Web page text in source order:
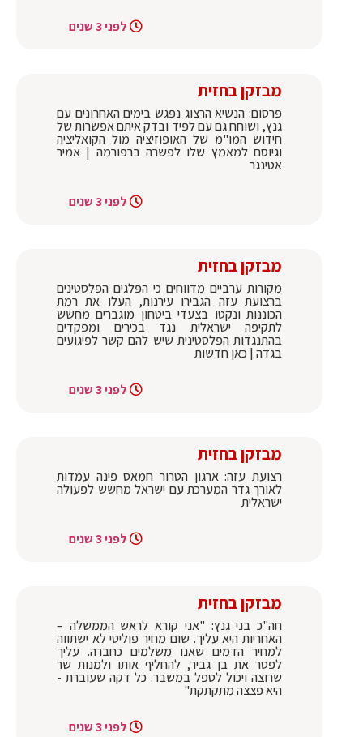
לפני 3 שנים
מבזקן בחזית
פרסום: הנשיא הרצוג נפגש בימים האחרונים עם
גנץ, ושוחח גם עם לפיד ובדק איתם אפשרות של
חידוש המו"מ של האופוזיציה מול הקואליציה
וגיוסם למאמץ שלו לפשרה ברפורמה | אמיר
אטינגר
לפני 3 שנים
מבזקן בחזית
מקורות ערביים מדווחים כי הפלגים הפלסטינים
ברצועת עזה הגבירו עירנות, העלו את רמת
הכוננות ונקטו בצעדי ביטחון מוגברים מחשש
לתקיפה ישראלית נגד בכירים ומפקדים
בהתנגדות הפלסטינית שיש להם קשר לפיגועים
בגדה | כאן חדשות
לפני 3 שנים
מבזקן בחזית
רצועת עזה: ארגון הטרור חמאס פינה עמדות
לאורך גדר המערכת עם ישראל מחשש לפעולה
ישראלית
לפני 3 שנים
מבזקן בחזית
חה"כ בני גנץ: "אני קורא לראש הממשלה –
האחריות היא עליך. שום מחיר פוליטי לא ישתווה
למחיר הדמים שאנו משלמים כחברה. עליך
לפטר את בן גביר, להחליף אותו ולמנות שר
שרוצה ויכול לטפל במשבר. כל דקה שעוברת -
היא פצצה מתקתקת"
לפני 3 שנים